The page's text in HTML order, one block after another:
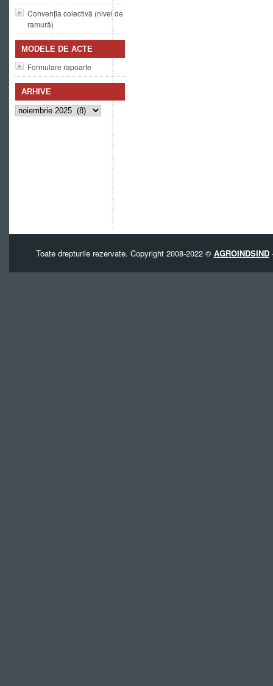
Convenția colectivă (nivel de
ramură)
MODELE DE ACTE
Formulare rapoarte
ARHIVE
Arhive
Toate drepturile rezervate. Copyright 2008-2022 © AGROINDSIND